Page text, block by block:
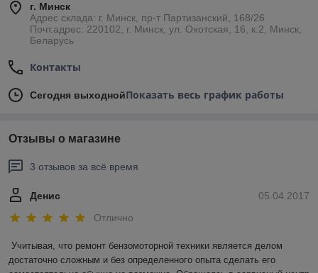
г. Минск
Адрес склада: г. Минск, пр-т Партизанский, 168/26
Почт.адрес: 220102, г. Минск, ул. Охотская, 16, к.2, Минск,
Беларусь
Контакты
Сегодня выходнойПоказать весь график работы
Отзывы о магазине
3 отзывов за всё время
05.04.2017
Денис
Отлично
Учитывая, что ремонт бензомоторной техники является делом
достаточно сложным и без определенного опыта сделать его